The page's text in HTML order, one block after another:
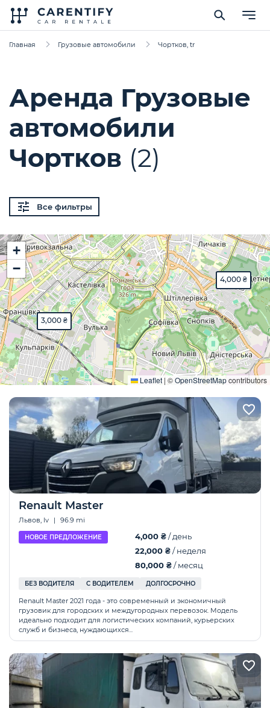
Главная Грузовые автомобили Чортков, tr
Аренда Грузовые
автомобили
Чортков (2)
Все фильтры
4,000 ₴
3,000 ₴
+
−
Leaflet | ©OpenStreetMapcontributors
Развернуть
Renault Master
Львов, lv | 96.9 mi
НОВОЕ ПРЕДЛОЖЕНИЕ 4,000 ₴/ день
22,000 ₴/ неделя
80,000 ₴/ месяц
БЕЗ ВОДИТЕЛЯ С ВОДИТЕЛЕМ ДОЛГОСРОЧНО
Renault Master 2021 года - это современный и экономичный
грузовик для городских и междугородных перевозок. Модель
идеально подходит для логистических компаний, курьерских
служб и бизнеса, нуждающихся...